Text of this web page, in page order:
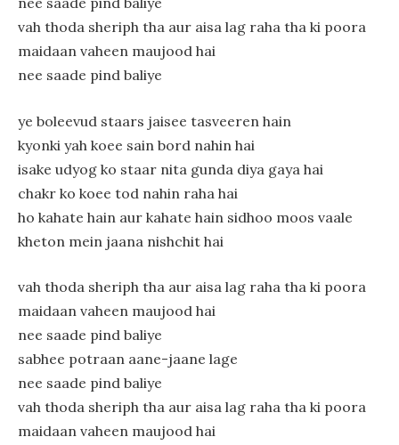
vah thoda sheriph tha aur aisa lag raha tha ki poora
maidaan vaheen maujood hai
nee saade pind baliye
ye boleevud staars jaisee tasveeren hain
kyonki yah koee sain bord nahin hai
isake udyog ko staar nita gunda diya gaya hai
chakr ko koee tod nahin raha hai
ho kahate hain aur kahate hain sidhoo moos vaale
kheton mein jaana nishchit hai
vah thoda sheriph tha aur aisa lag raha tha ki poora
maidaan vaheen maujood hai
nee saade pind baliye
sabhee potraan aane-jaane lage
nee saade pind baliye
vah thoda sheriph tha aur aisa lag raha tha ki poora
maidaan vaheen maujood hai